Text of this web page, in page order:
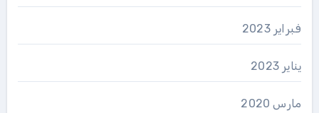
فبراير 2023
يناير 2023
مارس 2020